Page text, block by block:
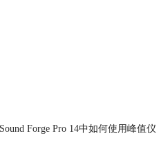
Forge Pro 14中如何使用峰值仪